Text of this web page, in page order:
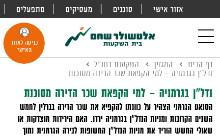
אזור אישי סוכנים מעסיקים מתפעלים
navigation
כניסה לאזור
האישי
דף הבית המגזין
השקעות בחו"ל
נדל"ן בגרמניה - למי הקפאת שכר הדירה מסוכנת
נדל"ן בגרמניה - למי הקפאת שכר הדירה מסוכנת
הסנאט הגרמני הצהיר על כוונתו להקפיא את שכר הדירה בברלין לחמש
השנים הקרובות ומניות הנדל"ן בגרמניה ירדו. האם הירידות מוצדקות או
שאולי החשש הוריד את מניות הנדל"ן החשופות לבירה הגרמנית נמוך